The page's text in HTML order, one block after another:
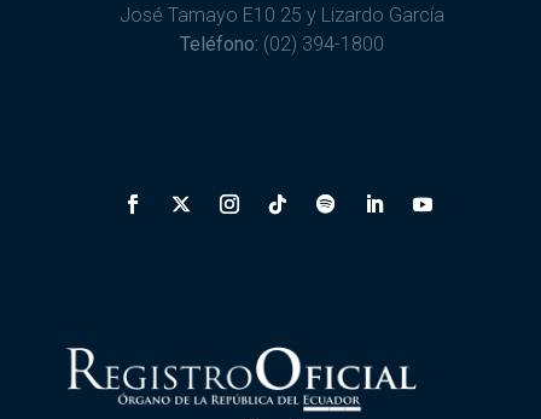
José Tamayo E10 25 y Lizardo García
Teléfono: (02) 394-1800